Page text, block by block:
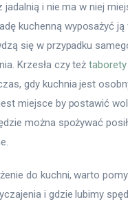
i nie ma w niej
kuchenną wyposażyć ją
się w przypadku
Krzesła czy też
gdy kuchnia jest
miejsce by postawić
można spożywać
do kuchni, warto
i gdzie lubimy